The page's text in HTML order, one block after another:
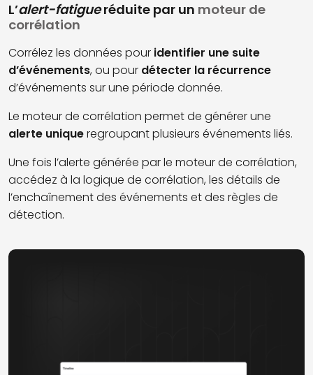
L’alert-fatigueréduite par un moteur de
corrélation
Corrélez les données pour identifier une suite
d’événements, ou pour détecter la récurrence
d’événements sur une période donnée.
Le moteur de corrélation permet de générer une
alerte uniqueregroupant plusieurs événements liés.
Une fois l’alerte générée par le moteur de corrélation,
accédez à la logique de corrélation, les détails de
l’enchaînement des événements et des règles de
détection.